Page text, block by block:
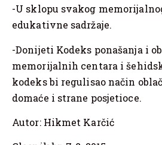
-U sklopu svakog
edukativne sadržaje.
-Donijeti Kodeks ponašanja i
memorijalnih centara i
kodeks bi regulisao način
domaće i strane posjetioce.
Autor: Hikmet Karčić